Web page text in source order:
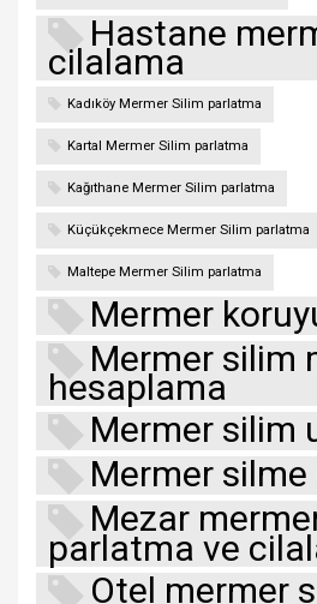
Hastane
cilalama
Kadıköy Mermer Silim parlatma
Kartal Mermer Silim parlatma
Kağıthane Mermer Silim parlatma
Küçükçekmece Mermer Silim parlatma
Maltepe Mermer Silim parlatma
Mermer
Mermer silim
hesaplama
Mermer silim
Mermer silme
Mezar
parlatma ve
Otel mermer